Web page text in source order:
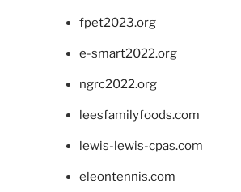
fpet2023.org
e-smart2022.org
ngrc2022.org
leesfamilyfoods.com
lewis-lewis-cpas.com
eleontennis.com